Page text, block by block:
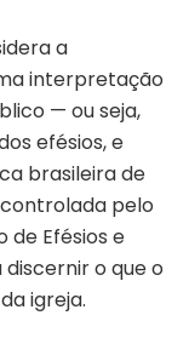
a
interpretação
— ou seja,
efésios, e
brasileira de
pelo
Efésios e
o que o
igreja.